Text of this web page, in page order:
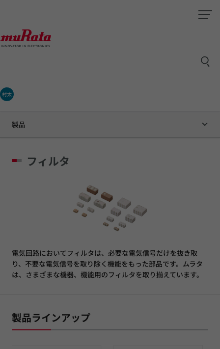
村太
製品
フィルタ
電気回路においてフィルタは、必要な電気信号だけを抜き取
り、不要な電気信号を取り除く機能をもった部品です。ムラタ
は、さまざまな機器、機能用のフィルタを取り揃えています。
製品ラインアップ